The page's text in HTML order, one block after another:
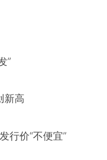
”
新高
行价“不便宜”